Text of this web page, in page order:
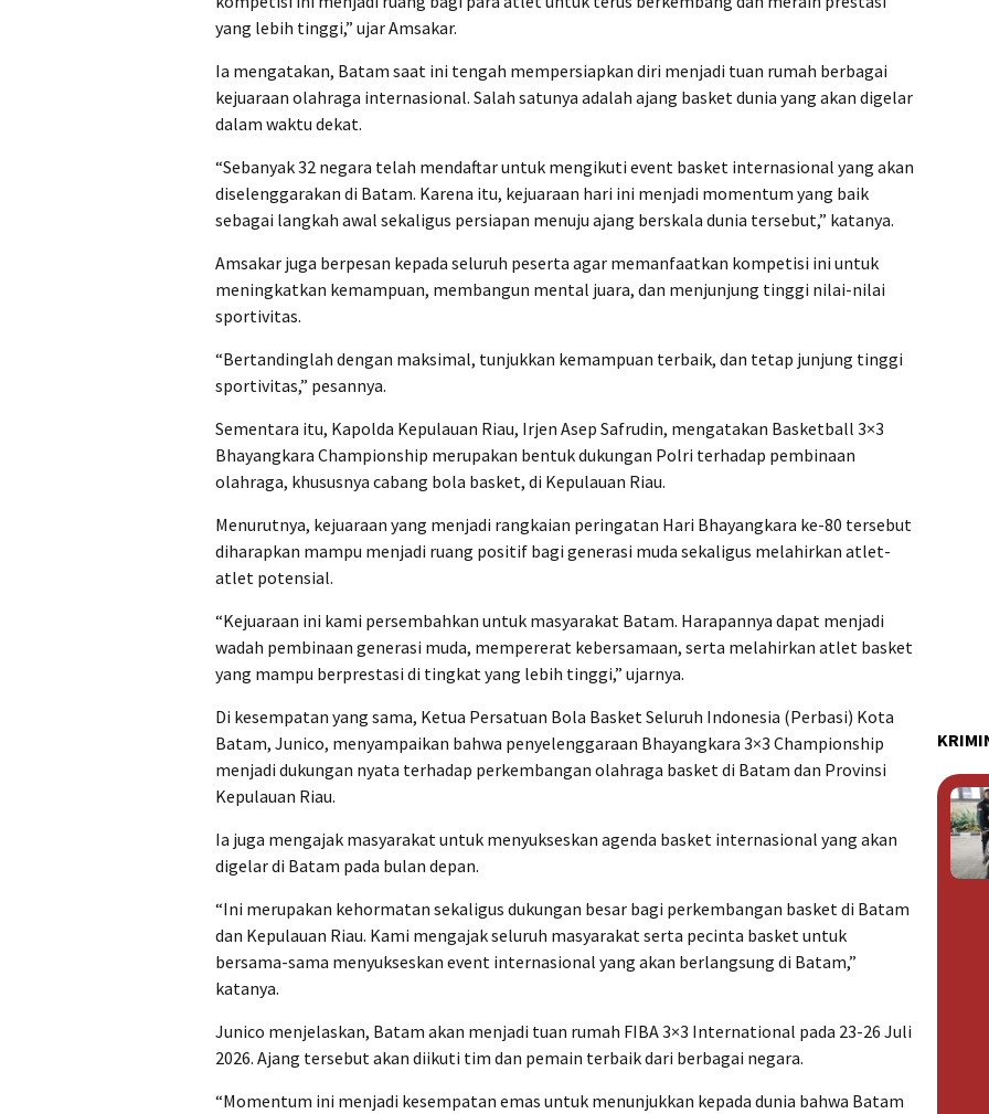
yang lebih tinggi,” ujar Amsakar.
Ia mengatakan, Batam saat ini tengah mempersiapkan diri menjadi tuan rumah berbagai
kejuaraan olahraga internasional. Salah satunya adalah ajang basket dunia yang akan digelar
dalam waktu dekat.
“Sebanyak 32 negara telah mendaftar untuk mengikuti event basket internasional yang akan
diselenggarakan di Batam. Karena itu, kejuaraan hari ini menjadi momentum yang baik
sebagai langkah awal sekaligus persiapan menuju ajang berskala dunia tersebut,” katanya.
Amsakar juga berpesan kepada seluruh peserta agar memanfaatkan kompetisi ini untuk
meningkatkan kemampuan, membangun mental juara, dan menjunjung tinggi nilai-nilai
sportivitas.
“Bertandinglah dengan maksimal, tunjukkan kemampuan terbaik, dan tetap junjung tinggi
sportivitas,” pesannya.
Sementara itu, Kapolda Kepulauan Riau, Irjen Asep Safrudin, mengatakan Basketball 3×3
Bhayangkara Championship merupakan bentuk dukungan Polri terhadap pembinaan
olahraga, khususnya cabang bola basket, di Kepulauan Riau.
Menurutnya, kejuaraan yang menjadi rangkaian peringatan Hari Bhayangkara ke-80 tersebut
diharapkan mampu menjadi ruang positif bagi generasi muda sekaligus melahirkan atlet-
atlet potensial.
“Kejuaraan ini kami persembahkan untuk masyarakat Batam. Harapannya dapat menjadi
wadah pembinaan generasi muda, mempererat kebersamaan, serta melahirkan atlet basket
yang mampu berprestasi di tingkat yang lebih tinggi,” ujarnya.
Di kesempatan yang sama, Ketua Persatuan Bola Basket Seluruh Indonesia (Perbasi) Kota
Batam, Junico, menyampaikan bahwa penyelenggaraan Bhayangkara 3×3 Championship
menjadi dukungan nyata terhadap perkembangan olahraga basket di Batam dan Provinsi
Kepulauan Riau.
Ia juga mengajak masyarakat untuk menyukseskan agenda basket internasional yang akan
digelar di Batam pada bulan depan.
“Ini merupakan kehormatan sekaligus dukungan besar bagi perkembangan basket di Batam
dan Kepulauan Riau. Kami mengajak seluruh masyarakat serta pecinta basket untuk
bersama-sama menyukseskan event internasional yang akan berlangsung di Batam,”
katanya.
Junico menjelaskan, Batam akan menjadi tuan rumah FIBA 3×3 International pada 23-26 Juli
2026. Ajang tersebut akan diikuti tim dan pemain terbaik dari berbagai negara.
“Momentum ini menjadi kesempatan emas untuk menunjukkan kepada dunia bahwa Batam